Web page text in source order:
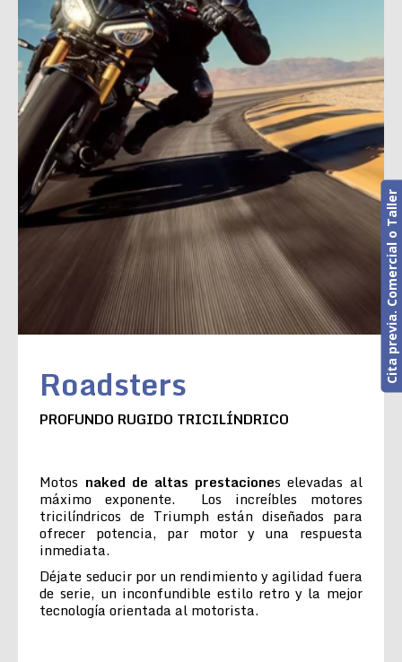
Roadsters
PROFUNDO RUGIDO TRICILÍNDRICO
Motos naked de altas prestaciones elevadas al
máximo exponente. Los increíbles motores
tricilíndricos de Triumph están diseñados para
ofrecer potencia, par motor y una respuesta
inmediata.
Déjate seducir por un rendimiento y agilidad fuera
de serie, un inconfundible estilo retro y la mejor
tecnología orientada al motorista.
Cita previa. Comercial o Taller